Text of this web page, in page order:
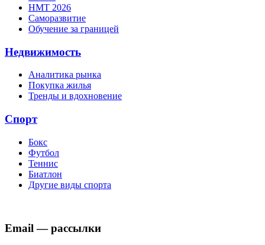
НМТ 2026
Саморазвитие
Обучение за границей
Недвижимость
Аналитика рынка
Покупка жилья
Тренды и вдохновение
Спорт
Бокс
Футбол
Теннис
Биатлон
Другие виды спорта
Email — рассылки